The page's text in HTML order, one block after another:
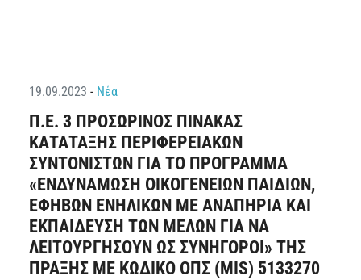
19.09.2023 - Νέα
Π.Ε. 3 ΠΡΟΣΩΡΙΝΟΣ ΠΙΝΑΚΑΣ
ΚΑΤΑΤΑΞΗΣ ΠΕΡΙΦΕΡΕΙΑΚΩΝ
ΣΥΝΤΟΝΙΣΤΩΝ ΓΙΑ ΤΟ ΠΡΟΓΡΑΜΜΑ
«ΕΝΔΥΝΑΜΩΣΗ ΟΙΚΟΓΕΝΕΙΩΝ ΠΑΙΔΙΩΝ,
ΕΦΗΒΩΝ ΕΝΗΛΙΚΩΝ ΜΕ ΑΝΑΠΗΡΙΑ ΚΑΙ
ΕΚΠΑΙΔΕΥΣΗ ΤΩΝ ΜΕΛΩΝ ΓΙΑ ΝΑ
ΛΕΙΤΟΥΡΓΗΣΟΥΝ ΩΣ ΣΥΝΗΓΟΡΟΙ» ΤΗΣ
ΠΡΑΞΗΣ ΜΕ ΚΩΔΙΚΟ ΟΠΣ (MIS) 5133270